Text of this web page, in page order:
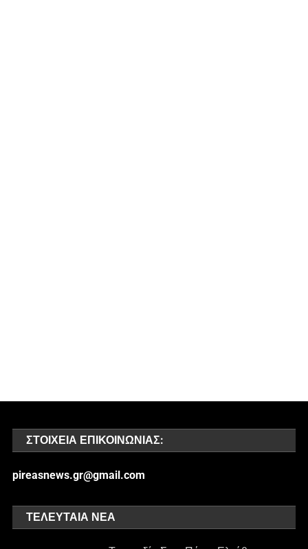
ΣΤΟΙΧΕΊΑ ΕΠΙΚΟΙΝΩΝΊΑΣ:
pireasnews.gr@gmail.com
ΤΕΛΕΥΤΑΊΑ ΝΈΑ